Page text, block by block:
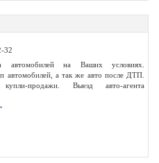
32
автомобилей на Ваших условиях.
автомобилей, а так же авто после ДТП.
продажи. Выезд авто-агента